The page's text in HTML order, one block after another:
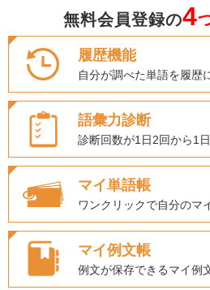
無料会員登録の4
履歴機能
自分が調べた単語を履歴
語彙力診断
診断回数が1日2回から1
マイ単語帳
ワンクリックで自分のマ
マイ例文帳
例文が保存できるマイ例